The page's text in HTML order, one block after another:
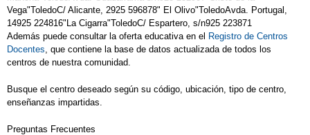
Vega"ToledoC/ Alicante, 2925 596878" El Olivo"ToledoAvda. Portugal,
14925 224816"La Cigarra"ToledoC/ Espartero, s/n925 223871
Además puede consultar la oferta educativa en el Registro de Centros
Docentes , que contiene la base de datos actualizada de todos los
centros de nuestra comunidad.
Busque el centro deseado según su código, ubicación, tipo de centro,
enseñanzas impartidas.
Preguntas Frecuentes